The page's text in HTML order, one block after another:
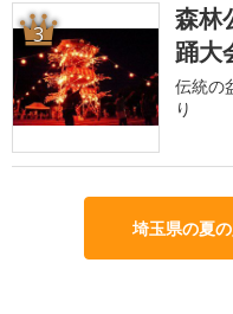
3
森林
踊大
伝統の
り
埼玉県の夏